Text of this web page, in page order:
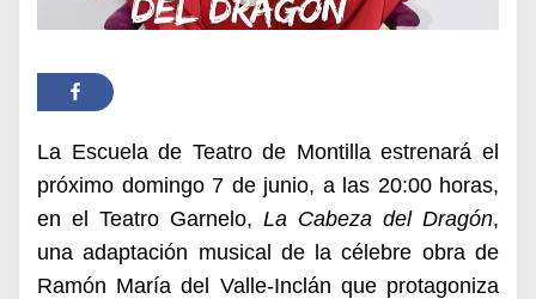
La Escuela de Teatro de Montilla estrenará el
próximo domingo 7 de junio, a las 20:00 horas,
en el Teatro Garnelo, La Cabeza del Dragón,
una adaptación musical de la célebre obra de
Ramón María del Valle-Inclán que protagoniza